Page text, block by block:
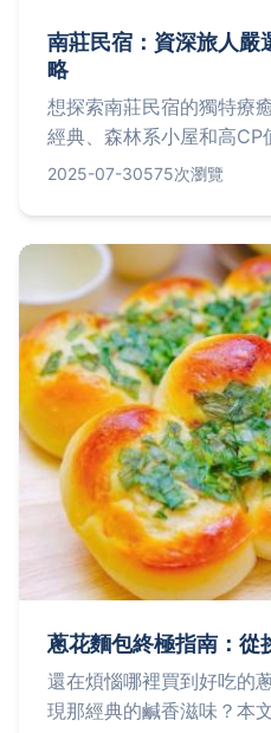
南莊民宿：資深旅人嚴
略
想探索南莊民宿的獨特療
經典、森林系小屋和高CP
題玩法如懶人吃貨團、山
2025-07-30575次瀏覽
蔥花麵包終極指南：從
還在煩惱哪裡買到好吃的
現那經典的鹹香滋味？本